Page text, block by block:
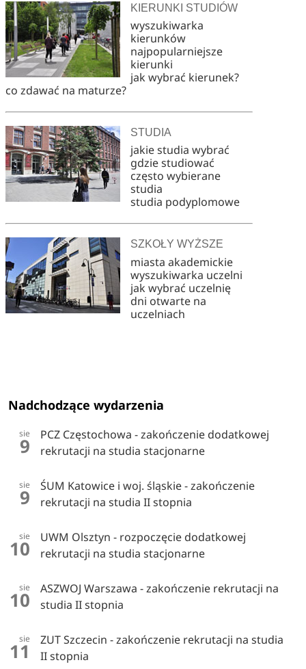
KIERUNKI STUDIÓW
wyszukiwarka
kierunków
najpopularniejsze
kierunki
jak wybrać kierunek?
co zdawać na maturze?
STUDIA
jakie studia wybrać
gdzie studiować
często wybierane
studia
studia podyplomowe
SZKOŁY WYŻSZE
miasta akademickie
wyszukiwarka uczelni
jak wybrać uczelnię
dni otwarte na
uczelniach
Nadchodzące wydarzenia
sie
9
PCZ Częstochowa - zakończenie dodatkowej
rekrutacji na studia stacjonarne
sie
9
ŚUM Katowice i woj. śląskie - zakończenie
rekrutacji na studia II stopnia
sie
10
UWM Olsztyn - rozpoczęcie dodatkowej
rekrutacji na studia stacjonarne
sie
10
ASZWOJ Warszawa - zakończenie rekrutacji na
studia II stopnia
sie
11
ZUT Szczecin - zakończenie rekrutacji na studia
II stopnia